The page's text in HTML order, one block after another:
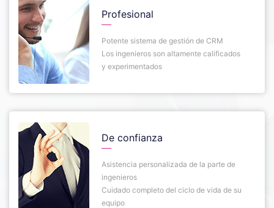
Profesional
Potente sistema de gestión de CRM
Los ingenieros son altamente calificados
y experimentados
De confianza
Asistencia personalizada de la parte de
ingenieros
Cuidado completo del ciclo de vida de su
equipo